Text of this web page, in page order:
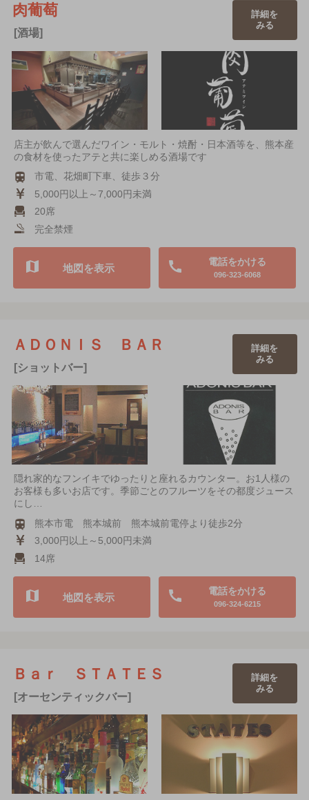
肉葡萄
[酒場]
詳細を
みる
店主が飲んで選んだワイン・モルト・焼酎・日本酒等を、熊本産
の食材を使ったアテと共に楽しめる酒場です
市電、花畑町下車、徒歩３分
5,000円以上～7,000円未満
20席
完全禁煙
電話をかける
096-323-6068
地図を表示
ＡＤＯＮＩＳ ＢＡＲ
[ショットバー]
詳細を
みる
隠れ家的なフンイキでゆったりと座れるカウンター。お1人様の
お客様も多いお店です。季節ごとのフルーツをその都度ジュース
にし…
熊本市電 熊本城前 熊本城前電停より徒歩2分
3,000円以上～5,000円未満
14席
電話をかける
096-324-6215
地図を表示
Ｂａｒ ＳＴＡＴＥＳ
[オーセンティックバー]
詳細を
みる